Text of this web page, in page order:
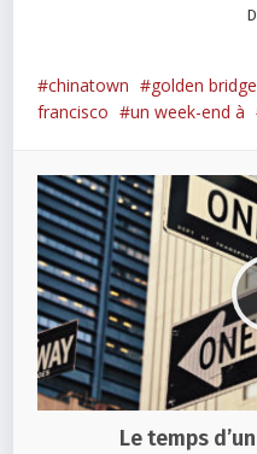
chinatown golden bridge
francisco
un week-end à
Le temps